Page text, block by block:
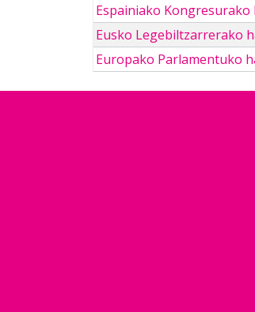
Espainiako Kongresurako
Eusko Legebiltzarrerako
Europako Parlamentuko